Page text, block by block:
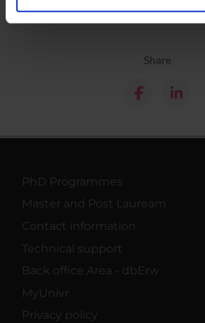
analizzare il nostro traffico.
pubblicità e social media, i quali
raccolto dal tuo utilizzo dei loro servizi.
Share
PhD Programmes
Master and Post Lauream
Contact information
Technical support
Back office Area - dbErw
MyUnivr
Privacy policy